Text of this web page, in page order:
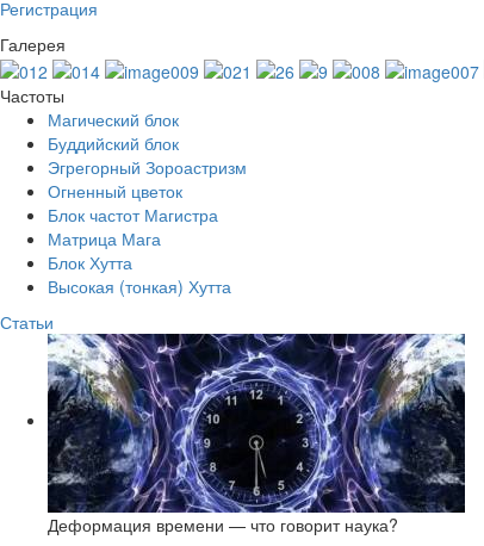
Регистрация
Галерея
Частоты
Магический блок
Буддийский блок
Эгрегорный Зороастризм
Огненный цветок
Блок частот Магистра
Матрица Мага
Блок Хутта
Высокая (тонкая) Хутта
Статьи
Деформация времени — что говорит наука?